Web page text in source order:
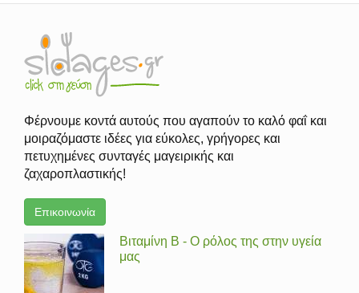
Φέρνουμε κοντά αυτούς που αγαπούν το καλό φαΐ και
μοιραζόμαστε ιδέες για εύκολες, γρήγορες και
πετυχημένες συνταγές μαγειρικής και
ζαχαροπλαστικής!
Επικοινωνία
Βιταμίνη Β - Ο ρόλος της στην υγεία
μας